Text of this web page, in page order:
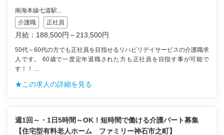
南海本線七道駅...
介護職
正社員
月給：188,500円～213,500円
50代～60代の方でも正社員を目指せるリハビリデイサービスの介護職求
人です。 60歳で一度定年退職された方も正社員を目指す事が可能で
す！！ ...
★この求人の詳細を見る
週1回～・1日5時間～OK！短時間で働ける介護パート募集
【住宅型有料老人ホーム ファミリー神石市之町】